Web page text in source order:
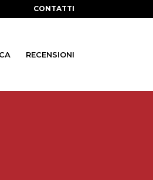
CONTATTI
RECENSIONI